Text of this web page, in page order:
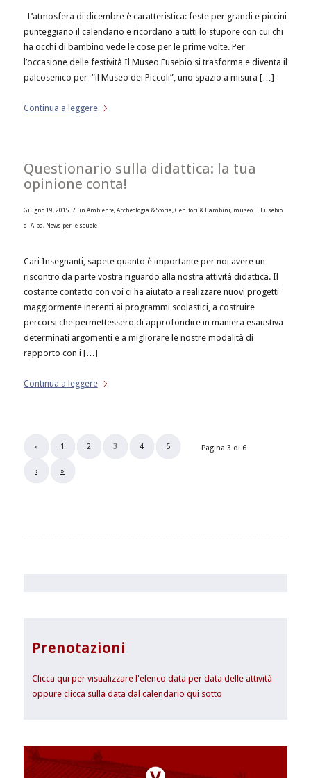
L’atmosfera di dicembre è caratteristica: feste per grandi e piccini
punteggiano il calendario e ricordano a tutti lo stupore con cui chi
ha occhi di bambino vede le cose per le prime volte. Per
l’occasione delle festività Il Museo Eusebio si trasforma e diventa il
palcosenico per “il Museo dei Piccoli”, uno spazio a misura […]
Continua a leggere
Questionario sulla didattica: la tua
opinione conta!
Giugno 19, 2015 / in Ambiente, Archeologia & Storia Genitori & Bambini museo F. Eusebio
di Alba News per le scuole
Cari Insegnanti, sapete quanto è importante per noi avere un
riscontro da parte vostra riguardo alla nostra attività didattica. Il
costante contatto con voi ci ha aiutato a realizzare nuovi progetti
maggiormente inerenti ai programmi scolastici, a costruire
percorsi che permettessero di approfondire in maniera esaustiva
determinati argomenti e a migliorare le nostre modalità di
rapporto con i […]
Continua a leggere
Pagina 3 di 6
‹ 1 2 3 4 5
› »
Prenotazioni
Clicca qui per visualizzare l'elenco data per data delle attività
oppure clicca sulla data dal calendario qui sotto